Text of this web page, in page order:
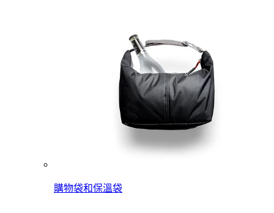
購物袋和保溫袋